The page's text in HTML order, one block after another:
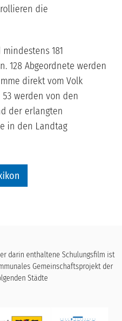
die
181
128 Abgeordnete werden
direkt vom Volk
werden von den
der erlangten
in den Landtag
darin enthaltene Schulungsfilm ist
Gemeinschaftsprojekt der
Städte